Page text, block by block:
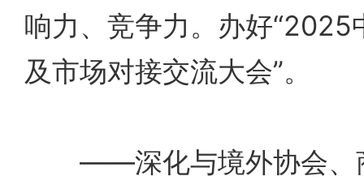
响力、竞争力。办好“2025
及市场对接交流大会”。
——深化与境外协会、